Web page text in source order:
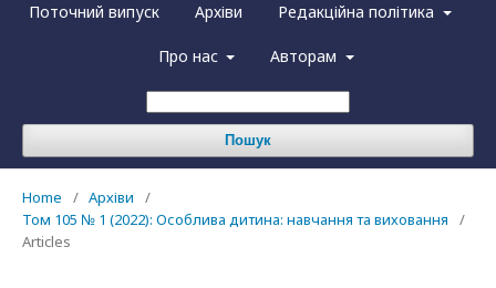
Поточний випуск Архіви Редакційна політика
Про нас Авторам
Пошук
Home / Архіви
/
Том 105 № 1 (2022): Особлива дитина: навчання та виховання
/
Articles